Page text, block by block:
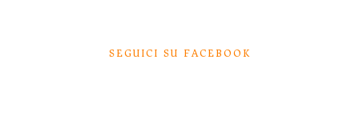
SEGUICI SU FACEBOOK